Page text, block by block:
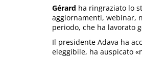
Gérard ha ringraziato lo
aggiornamenti, webinar,
periodo, che ha lavorato
Il presidente Adava ha
eleggibile, ha auspicato